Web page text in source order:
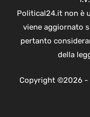
Political24.it non è
viene aggiornato
pertanto
della
Copyright ©2026